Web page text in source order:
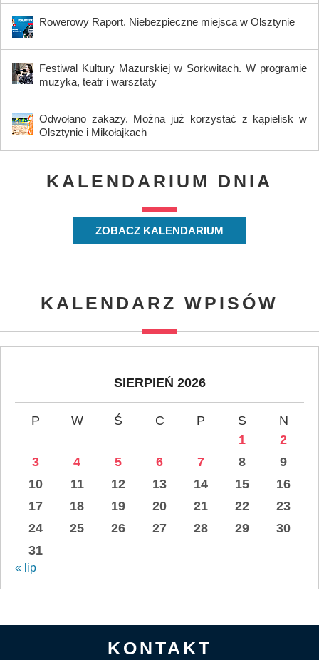
Rowerowy Raport. Niebezpieczne miejsca w Olsztynie
Festiwal Kultury Mazurskiej w Sorkwitach. W programie
muzyka, teatr i warsztaty
Odwołano zakazy. Można już korzystać z kąpielisk w
Olsztynie i Mikołajkach
KALENDARIUM DNIA
ZOBACZ KALENDARIUM
KALENDARZ WPISÓW
SIERPIEŃ 2026
P W Ś C P S
N
1
2
3
4 5 6 7 8
9
10
11 12 13 14 15
16
17
18 19 20 21 22
23
24
25 26 27 28 29
30
31
« lip
KONTAKT